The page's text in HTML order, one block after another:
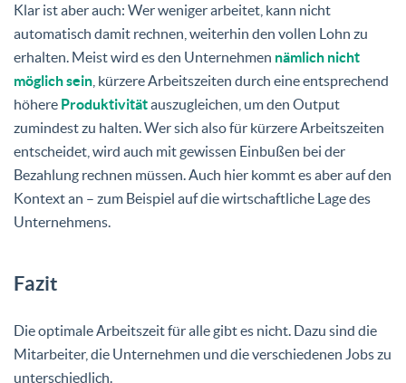
Klar ist aber auch: Wer weniger arbeitet, kann nicht
automatisch damit rechnen, weiterhin den vollen Lohn zu
erhalten. Meist wird es den Unternehmen nämlich nicht
möglich sein , kürzere Arbeitszeiten durch eine entsprechend
höhere Produktivitätauszugleichen, um den Output
zumindest zu halten. Wer sich also für kürzere Arbeitszeiten
entscheidet, wird auch mit gewissen Einbußen bei der
Bezahlung rechnen müssen. Auch hier kommt es aber auf den
Kontext an – zum Beispiel auf die wirtschaftliche Lage des
Unternehmens.
Fazit
Die optimale Arbeitszeit für alle gibt es nicht. Dazu sind die
Mitarbeiter, die Unternehmen und die verschiedenen Jobs zu
unterschiedlich.